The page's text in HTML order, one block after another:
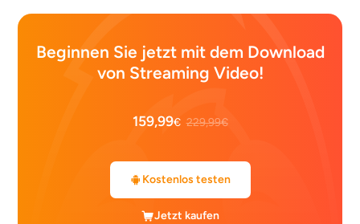
Beginnen Sie jetzt mit dem Download
von Streaming Video!
229,99€
159,99€
Kostenlos testen
Jetzt kaufen